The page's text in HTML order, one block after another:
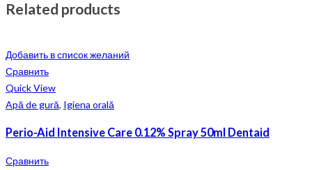
Related products
Добавить в список желаний
Сравнить
Quick View
Apă de gură, Igiena orală
Perio-Aid Intensive Care 0.12% Spray 50ml Dentaid
Сравнить